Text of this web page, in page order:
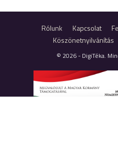
Rólunk Kapcsolat
Köszönetnyilvánítás
© 2026 - DigiTéka.